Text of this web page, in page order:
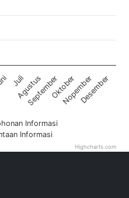
Informasi
Informasi
Juli
Agustus
SeptemberOktober
NopemberDesember
Highcharts.com